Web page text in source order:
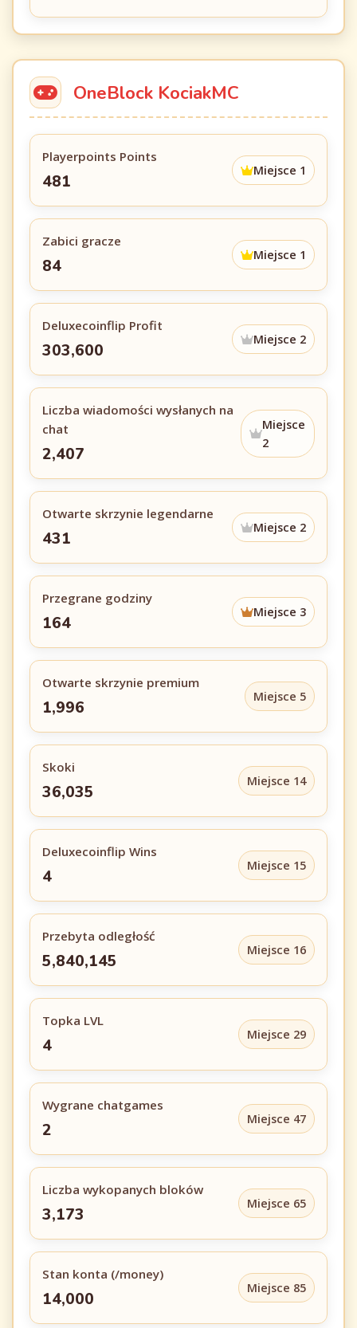
OneBlock KociakMC
Playerpoints Points
481
Miejsce 1
Zabici gracze
84
Miejsce 1
Deluxecoinflip Profit
303,600
Miejsce 2
Liczba wiadomości wysłanych na
chat
2,407
Miejsce
2
Otwarte skrzynie legendarne
431
Miejsce 2
Przegrane godziny
164
Miejsce 3
Otwarte skrzynie premium
1,996
Miejsce 5
Skoki
36,035
Miejsce 14
Deluxecoinflip Wins
4
Miejsce 15
Przebyta odległość
5,840,145
Miejsce 16
Topka LVL
4
Miejsce 29
Wygrane chatgames
2
Miejsce 47
Liczba wykopanych bloków
3,173
Miejsce 65
Stan konta (/money)
14,000
Miejsce 85